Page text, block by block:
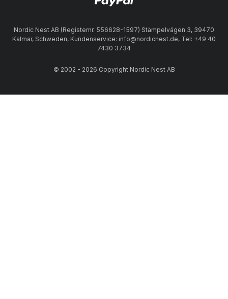
Nordic Nest AB (Registernr. 556628-1597) Stämpelvägen 3, 39470
Kalmar, Schweden, Kundenservice: info@nordicnest.de, Tel: +49 40
7430 3734
© 2002 - 2026 Copyright Nordic Nest AB